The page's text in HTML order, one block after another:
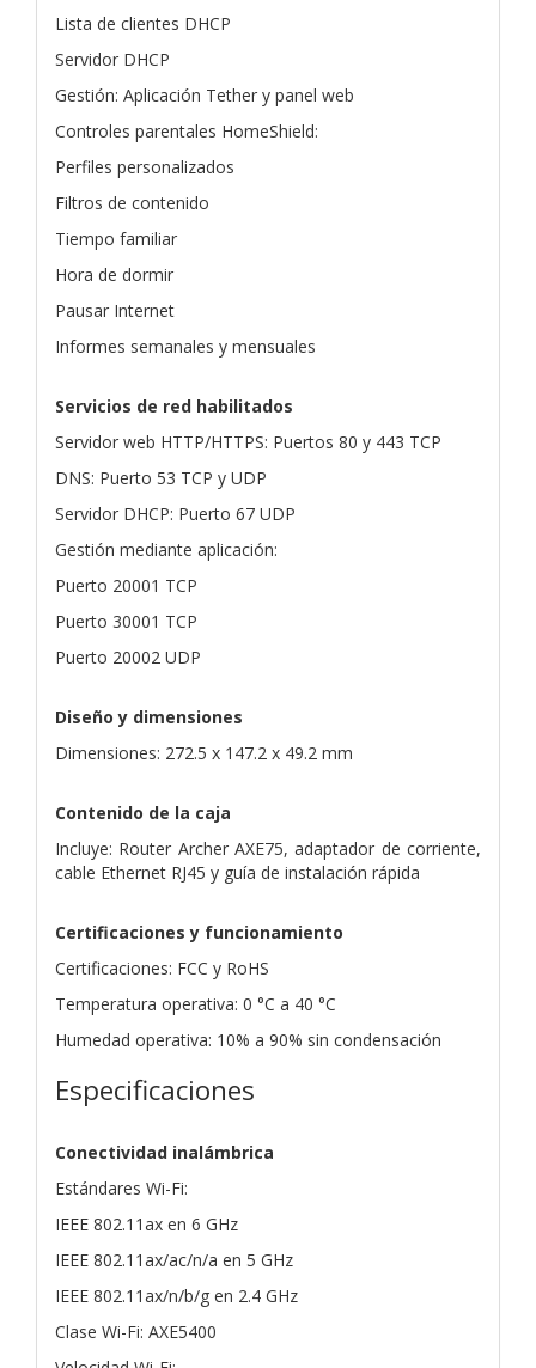
Lista de clientes DHCP
Servidor DHCP
Gestión: Aplicación Tether y panel web
Controles parentales HomeShield:
Perfiles personalizados
Filtros de contenido
Tiempo familiar
Hora de dormir
Pausar Internet
Informes semanales y mensuales
Servicios de red habilitados
Servidor web HTTP/HTTPS: Puertos 80 y 443 TCP
DNS: Puerto 53 TCP y UDP
Servidor DHCP: Puerto 67 UDP
Gestión mediante aplicación:
Puerto 20001 TCP
Puerto 30001 TCP
Puerto 20002 UDP
Diseño y dimensiones
Dimensiones: 272.5 x 147.2 x 49.2 mm
Contenido de la caja
Incluye: Router Archer AXE75, adaptador de corriente,
cable Ethernet RJ45 y guía de instalación rápida
Certificaciones y funcionamiento
Certificaciones: FCC y RoHS
Temperatura operativa: 0 °C a 40 °C
Humedad operativa: 10% a 90% sin condensación
Especificaciones
Conectividad inalámbrica
Estándares Wi-Fi:
IEEE 802.11ax en 6 GHz
IEEE 802.11ax/ac/n/a en 5 GHz
IEEE 802.11ax/n/b/g en 2.4 GHz
Clase Wi-Fi: AXE5400